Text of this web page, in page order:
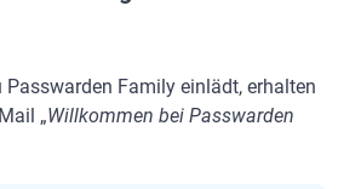
Passwarden Family einlädt, erhalten
„Willkommen bei Passwarden